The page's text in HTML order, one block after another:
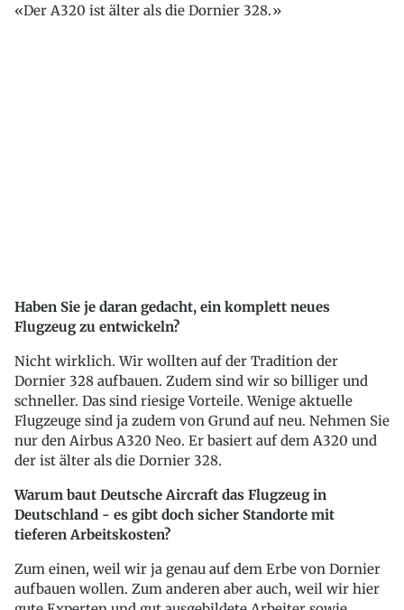
Der A320 ist älter als die Dornier 328.
Haben Sie je daran gedacht, ein komplett neues
Flugzeug zu entwickeln?
Nicht wirklich. Wir wollten auf der Tradition der
Dornier 328 aufbauen. Zudem sind wir so billiger und
schneller. Das sind riesige Vorteile. Wenige aktuelle
Flugzeuge sind ja zudem von Grund auf neu. Nehmen Sie
nur den Airbus A320 Neo. Er basiert auf dem A320 und
der ist älter als die Dornier 328.
Warum baut Deutsche Aircraft das Flugzeug in
Deutschland - es gibt doch sicher Standorte mit
tieferen Arbeitskosten?
Zum einen, weil wir ja genau auf dem Erbe von Dornier
aufbauen wollen. Zum anderen aber auch, weil wir hier